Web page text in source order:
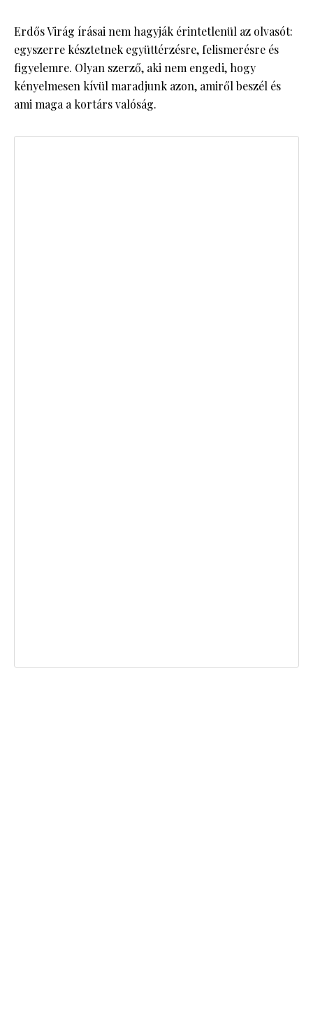
Erdős Virág írásai nem hagyják érintetlenül az olvasót:
egyszerre késztetnek együttérzésre, felismerésre és
figyelemre. Olyan szerző, aki nem engedi, hogy
kényelmesen kívül maradjunk azon, amiről beszél és
ami maga a kortárs valóság.